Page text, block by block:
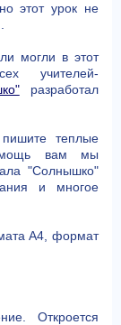
этот урок не
могли в этот
учителей-
разработал
пишите теплые
вам мы
"Солнышко"
и многое
А4, формат
Откроется